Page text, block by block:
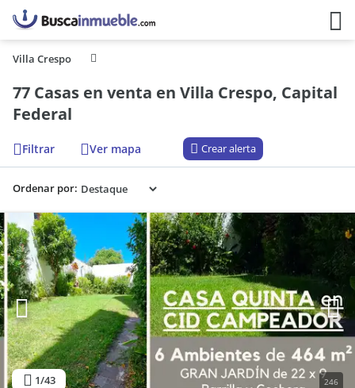
Villa Crespo
77 Casas en venta en Villa Crespo, Capital
Federal
Filtrar Ver mapa Crear alerta
Ordenar por:
1/43 246